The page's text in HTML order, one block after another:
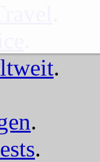
.
.
.